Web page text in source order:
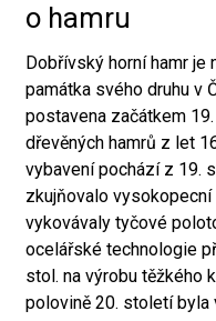
o hamru
Dobřívský horní hamr je
památka svého druhu v
postavena začátkem
dřevěných hamrů z let
vybavení pochází z 19.
zkujňovalo
vykovávaly tyčové
ocelářské technologie
stol. na výrobu těžkého
polovině 20. století byla